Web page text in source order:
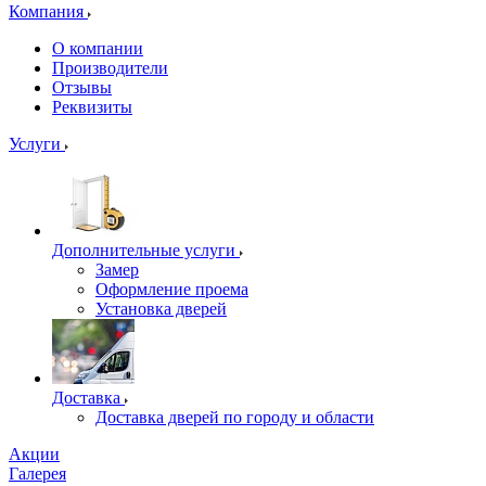
Компания
О компании
Производители
Отзывы
Реквизиты
Услуги
Дополнительные услуги
Замер
Оформление проема
Установка дверей
Доставка
Доставка дверей по городу и области
Акции
Галерея